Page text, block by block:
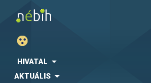
HIVATAL
AKTUÁLIS